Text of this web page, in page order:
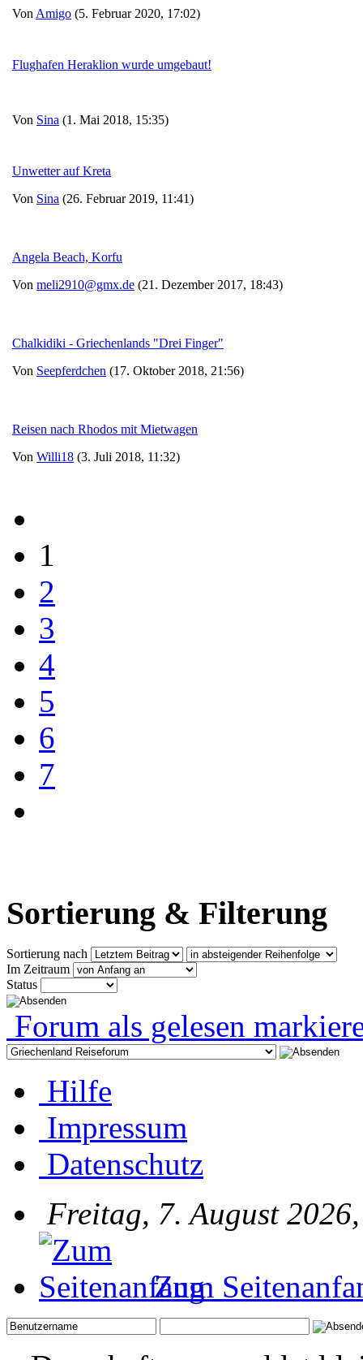
Von Amigo (5. Februar 2020, 17:02)
Flughafen Heraklion wurde umgebaut!
Von Sina (1. Mai 2018, 15:35)
Unwetter auf Kreta
Von Sina (26. Februar 2019, 11:41)
Angela Beach, Korfu
Von meli2910@gmx.de (21. Dezember 2017, 18:43)
Chalkidiki - Griechenlands "Drei Finger"
Von Seepferdchen (17. Oktober 2018, 21:56)
Reisen nach Rhodos mit Mietwagen
Von Willi18 (3. Juli 2018, 11:32)
1
2
3
4
5
6
7
Sortierung & Filterung
Sortierung nach
Im Zeitraum
Status
Forum als gelesen
Hilfe
Impressum
Datenschutz
Freitag, 7. August
Zum